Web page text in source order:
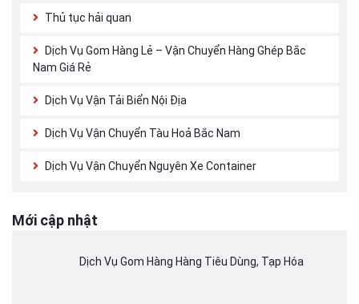
Thủ tục hải quan
Dịch Vụ Gom Hàng Lẻ – Vận Chuyển Hàng Ghép Bắc
Nam Giá Rẻ
Dịch Vụ Vận Tải Biển Nội Địa
Dịch Vụ Vận Chuyển Tàu Hoả Bắc Nam
Dịch Vụ Vận Chuyển Nguyên Xe Container
Mới cập nhật
Dịch Vụ Gom Hàng Hàng Tiêu Dùng, Tạp Hóa